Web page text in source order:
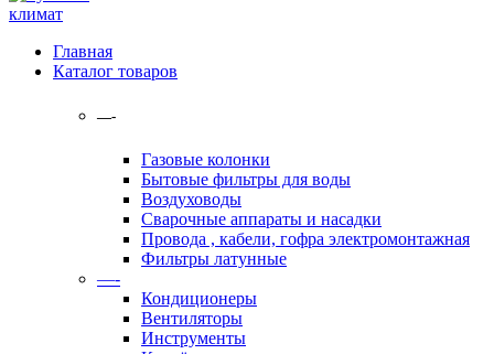
Главная
Каталог товаров
—-
Газовые колонки
Бытовые фильтры для воды
Воздуховоды
Сварочные аппараты и насадки
Провода , кабели, гофра электромонтажная
Фильтры латунные
—-
Кондиционеры
Вентиляторы
Инструменты